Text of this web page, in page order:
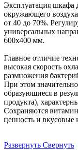
Эксплуатация шкафа
окружающего
от 40 до 70%.
универсальных
600х400 мм.
Главное отличие
высокая скорость
размножения
При этом
образующиеся в
продукта),
Сохраняются
ценность и вкусовые
Развернуть Свернуть